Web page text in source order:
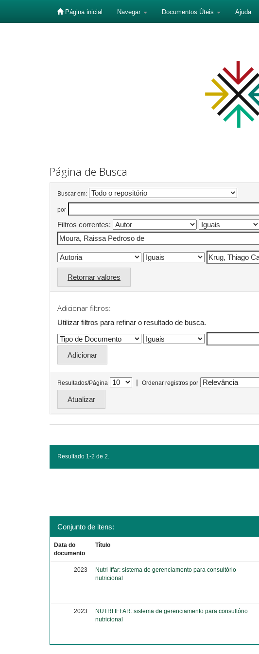
Página inicial Navegar Documentos Úteis Ajuda
Página de Busca
Buscar em:
por
Filtros correntes:
Retornar valores
Adicionar filtros:
Utilizar filtros para refinar o resultado de busca.
Resultados/Página | Ordenar registros por
Resultado 1-2 de 2.
Conjunto de itens:
Data do
documento
Título
2023
Nutri Iffar: sistema de gerenciamento para consultório
nutricional
2023
NUTRI IFFAR: sistema de gerenciamento para consultório
nutricional